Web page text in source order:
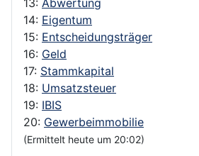
14: Eigentum
15: Entscheidungsträger
16: Geld
17: Stammkapital
18: Umsatzsteuer
19: IBIS
20: Gewerbeimmobilie
(Ermittelt heute um 20:02)